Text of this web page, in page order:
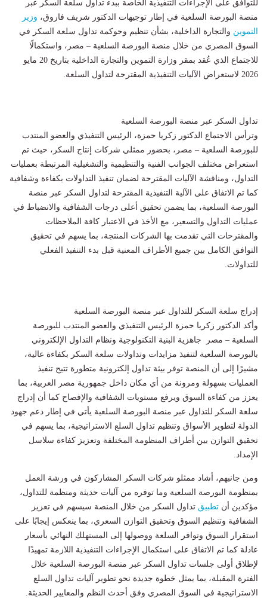
للتوافق على الإجراءات التنفيذية الخاصة ببدء تداول سلعة السكر عبر
منصة البورصة السلعية في إطار توجيهات الدكتور شريف فاروق، وزير
التموين والتجارة الداخلية، بشأن تنظيم وحوكمة تداول سلعة السكر في
السوق المصري من خلال منصة البورصة السلعية – مصر، واستكمالًا
للاجتماع الذي عُقد بمقر وزارة التموين والتجارة الداخلية بتاريخ 20 مايو
2026 لاستعراض الآليات التنفيذية المقترحة لتداول السلعة.
تداول السكر عبر منصة البورصة السلعية
وترأس الاجتماع الدكتور زكريا حمزة، الرئيس التنفيذي والعضو المنتدب
للبورصة السلعية – مصر، بحضور ممثلي شركات إنتاج السكر، حيث تم
استعراض مختلف الجوانب الفنية والتنظيمية والتشغيلية المرتبطة بعمليات
التداول، ومناقشة الآليات المقترحة لضمان تنفيذ التداولات بكفاءة وشفافية
كما تم الاتفاق على الآلية التنفيذية المقترحة لتداول السكر عبر منصة
البورصة السلعية، بما يضمن تحقيق أعلى درجات الشفافية والانضباط في
عمليات التداول والتسعير، مع الأخذ في الاعتبار كافة الملاحظات
والمقترحات التي تقدمت بها الشركات المنتجة، بما يسهم في تحقيق
التوافق الكامل بين جميع الأطراف المعنية قبل بدء التنفيذ الفعلي
للتداولات.
إدراج سلعة السكر للتداول عبر منصة البورصة السلعية
وأكد الدكتور زكريا حمزة الرئيس التنفيذي والعضو المنتدب للبورصة
السلعية – مصر جاهزية البنية التكنولوجية ونظام التداول الإلكتروني
بالبورصة السلعية لتنفيذ مزايدات وتداولات سلعة السكر بكفاءة عالية،
مشيرًا إلى أن المنصة توفر بيئة تداول إلكترونية متطورة تتيح تنفيذ
العمليات بسهولة ومرونة من أي مكان داخل جمهورية مصر العربية، بما
يعزز من كفاءة السوق ويرفع مستويات الشفافية والإفصاح كما أن إدراج
سلعة السكر للتداول عبر منصة البورصة السلعية يأتي في إطار دعم جهود
الدولة لتطوير الأسواق وتنظيم تداول السلع الاستراتيجية، بما يسهم في
تحقيق التوازن بين أطراف المنظومة المختلفة وتعزيز كفاءة سلاسل
الإمداد.
ومن جانبهم، أشاد ممثلو شركات السكر المشاركون في ورشة العمل
بمنظومة البورصة السلعية وما توفره من آليات حديثة ومنظمة للتداول،
مؤكدين أن تطبيق تداول السكر من خلال المنصة سيسهم في تعزيز
الشفافية وتنظيم السوق وتحقيق التوازن السعري، بما ينعكس إيجابًا على
استقرار السوق وتوافر السلعة ووصولها إلى المستهلك النهائي بأسعار
عادلة كما تم الاتفاق على استكمال الإجراءات التنفيذية اللازمة تمهيدًا
لإطلاق أولى جلسات تداول السكر عبر منصة البورصة السلعية خلال
الفترة المقبلة، بما يمثل خطوة جديدة نحو تطوير آليات تداول السلع
الاستراتيجية في السوق المصري وفق أحدث النظم والمعايير الحديثة.